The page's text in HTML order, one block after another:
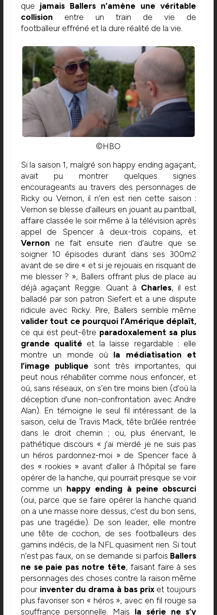
que jamais Ballers n’amène une véritable
collision entre un train de vie de
footballeur effréné et la dure réalité de la vie.
©HBO
Si la saison 1, malgré son happy ending agaçant,
avait pu montrer quelques signes
encourageants au travers des personnages de
Ricky ou Vernon, il n’en est rien cette saison :
Vernon se blesse d’ailleurs en jouant au paintball,
affaire classée le soir même à la télévision après
appel de Spencer à deux-trois copains, et
Vernon ne fait ensuite rien d’autre que se
soigner 10 épisodes durant dans ses 300m2
avant de se dire « et si je rejouais en risquant de
me blesser ? », Ballers offrant plus de place au
déjà agaçant Reggie. Quant à Charles, il est
balladé par son patron Siefert et a une dispute
ridicule avec Ricky. Pire, Ballers semble même
valider tout ce pourquoi l’Amérique déplaît,
ce qui est peut-être paradoxalement sa plus
grande qualité et la laisse regardable : elle
montre un monde où la médiatisation et
l’image publique sont très importantes, qui
peut nous réhabiliter comme nous enfoncer, et
où, sans réseaux, on s’en tire moins bien (d’où la
déception d’une non-confrontation avec Andre
Alan). En témoigne le seul fil intéressant de la
saison, celui de Travis Mack, tête brûlée rentrée
dans le droit chemin ; ou, plus énervant, le
pathétique discours « j’ai merdé je ne suis pas
un héros pardonnez-moi » de Spencer face à
des « rookies » avant d’aller à l’hôpital se faire
opérer de la hanche, qui pourrait presque se voir
comme un happy ending à peine obscurci
(oui, parce que se faire opérer la hanche quand
on a une masse noire dessus, c’est du bon sens,
pas une tragédie). De son leader, elle montre
une tête de cochon, de ses footballeurs des
gamins indécis, de la NFL quasiment rien. Si tout
n’est pas faux, on se demande si parfois Ballers
ne se paie pas notre tête, faisant faire à ses
personnages des choses contre la raison même
pour inventer du drama à bas prixet toujours
plus favoriser son « héros », avec en fil rouge sa
souffrance personnelle. Mais la série ne s’y